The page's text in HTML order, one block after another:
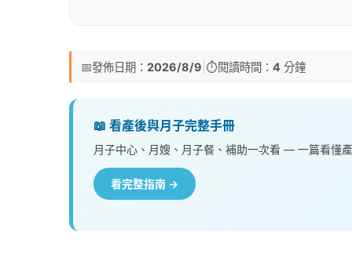
📅發佈日期： 2026/8/9 ⏱️閱讀時間： 4 分鐘
📖 看產後與月子完整手冊
月子中心、月嫂、月子餐、補助一次看 — 一篇看懂
看完整指南 →